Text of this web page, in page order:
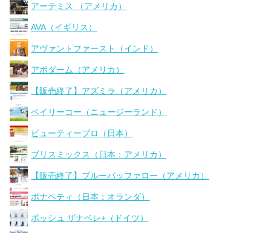
アーテミス （アメリカ）
AVA（イギリス）
アヴァントファースト（インド）
アボダーム（アメリカ）
【販売終了】アズミラ（アメリカ）
ベイリーコー（ニュージーランド）
ビューティープロ（日本）
ブリスミックス（日本：アメリカ）
【販売終了】ブルーバッファロー（アメリカ）
ボナペティ（日本：オランダ）
ボッシュ ザナベレ+（ドイツ）